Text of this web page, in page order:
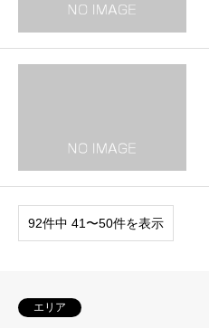
92件中 41〜50件を表示
エリア